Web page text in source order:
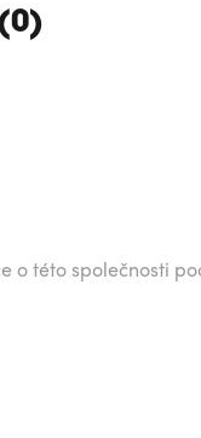
o této společnosti